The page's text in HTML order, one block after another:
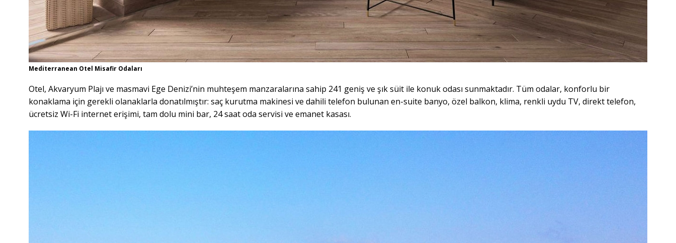
Mediterranean Otel Misafir Odaları
Otel, Akvaryum Plajı ve masmavi Ege Denizi’nin muhteşem manzaralarına sahip 241 geniş ve şık süit ile konuk odası sunmaktadır. Tüm odalar, konforlu bir
konaklama için gerekli olanaklarla donatılmıştır: saç kurutma makinesi ve dahili telefon bulunan en-suite banyo, özel balkon, klima, renkli uydu TV, direkt telefon,
ücretsiz Wi-Fi internet erişimi, tam dolu mini bar, 24 saat oda servisi ve emanet kasası.